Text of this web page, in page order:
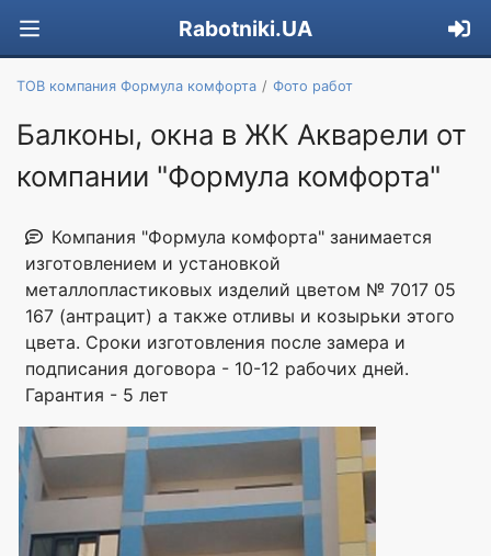
Rabotniki.UA
ТОВ компания Формула комфорта Фото работ
Балконы, окна в ЖК Акварели от
компании "Формула комфорта"
Компания "Формула комфорта" занимается
изготовлением и установкой
металлопластиковых изделий цветом № 7017 05
167 (антрацит) а также отливы и козырьки этого
цвета. Сроки изготовления после замера и
подписания договора - 10-12 рабочих дней.
Гарантия - 5 лет